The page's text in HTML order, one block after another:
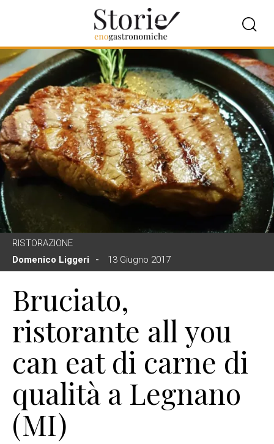
RISTORAZIONE
Domenico Liggeri
13 Giugno 2017
Bruciato,
ristorante all you
can eat di carne di
qualità a Legnano
(MI)